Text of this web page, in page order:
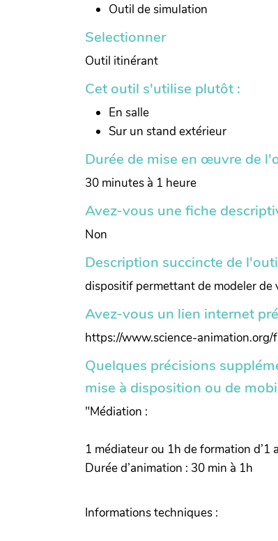
Outil de simulation
Selectionner
Outil itinérant
Cet outil s'utilise plutôt :
En salle
Sur un stand extérieur
Durée de mise en œuvre de
30 minutes à 1 heure
Avez-vous une fiche
Non
Description succincte de
dispositif permettant de modeler de
Avez-vous un lien internet
https://www.science-
Quelques précisions
mise à disposition ou de
"Médiation :
1 médiateur ou 1h de formation d’1
Durée d’animation : 30 min à 1h
Informations techniques :